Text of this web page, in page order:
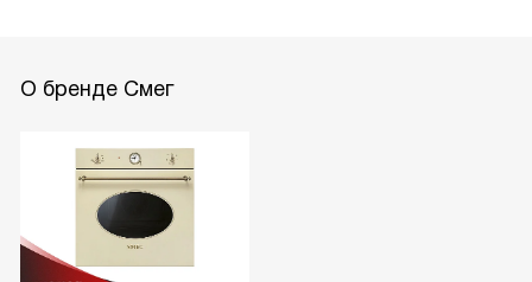
О бренде Смег